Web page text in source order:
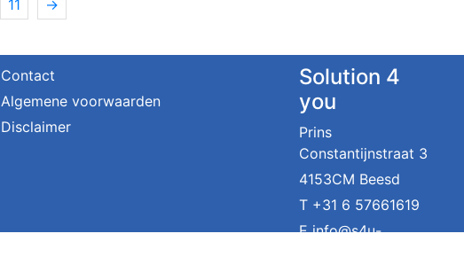
11 →
Contact
Algemene voorwaarden
Disclaimer
Solution 4
you
Prins
Constantijnstraat 3
4153CM Beesd
T +31 6 57661619
Einfo@s4u-